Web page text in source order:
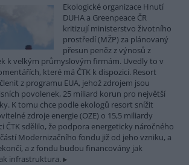
Ekologické organizace Hnutí
DUHA a Greenpeace ČR
kritizují ministerstvo životního
prostředí (MŽP) za plánovaný
přesun peněz z výnosů z
k velkým průmyslovým firmám. Uvedly to v
které má ČTK k dispozici. Resort
z programu EUA, jehož zdrojem jsou
povolenek, 25 miliard korun pro největší
K tomu chce podle ekologů resort snížit
zdroje energie (OZE) o 15,5 miliardy
ČTK sdělilo, že podpora energeticky náročného
Modernizačního fondu již od jeho vzniku, a
a z fondu budou financovány jak
infrastruktura.